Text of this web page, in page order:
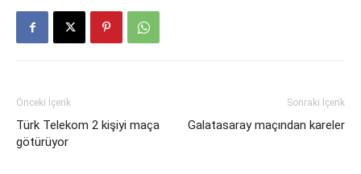
Önceki İçerik
Türk Telekom 2 kişiyi maça
götürüyor
Sonraki İçerik
Galatasaray maçından kareler